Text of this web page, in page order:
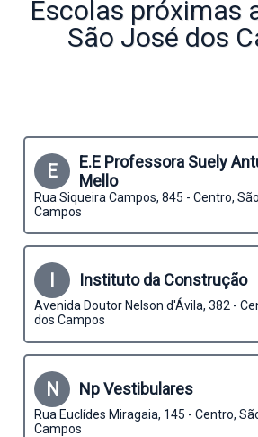
Escolas próximas
São José dos
E
E.E Professora Suely
Mello
Rua Siqueira Campos, 845 - Centro,
Campos
I Instituto da Construção
Avenida Doutor Nelson d'Ávila, 382 -
dos Campos
N Np Vestibulares
Rua Euclídes Miragaia, 145 - Centro,
Campos